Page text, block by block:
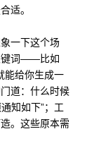
适。
一下这个场
键词——比如
能给你生成一
道：什么时候
知如下”；工
。这些原本需